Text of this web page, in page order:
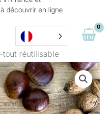
découvrir en ligne
tout réutilisable